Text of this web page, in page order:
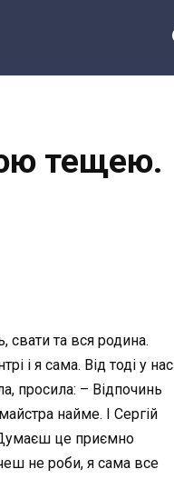
тещею.
свати та вся родина.
і я сама. Від тоді у нас
просила: – Відпочинь
найме. І Сергій
це приємно
не роби, я сама все